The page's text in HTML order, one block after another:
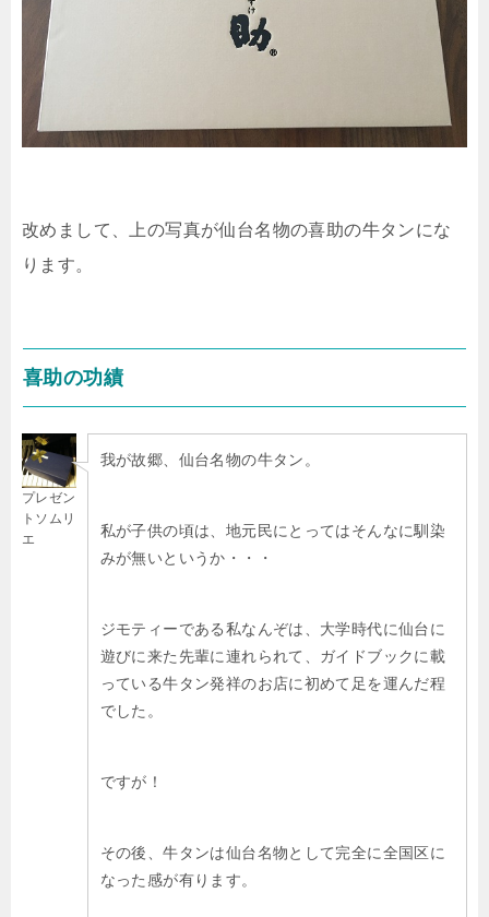
改めまして、上の写真が仙台名物の喜助の牛タンにな
ります。
喜助の功績
プレゼン
トソムリ
エ
我が故郷、仙台名物の牛タン。
私が子供の頃は、地元民にとってはそんなに馴染
みが無いというか・・・
ジモティーである私なんぞは、大学時代に仙台に
遊びに来た先輩に連れられて、ガイドブックに載
っている牛タン発祥のお店に初めて足を運んだ程
でした。
ですが！
その後、牛タンは仙台名物として完全に全国区に
なった感が有ります。